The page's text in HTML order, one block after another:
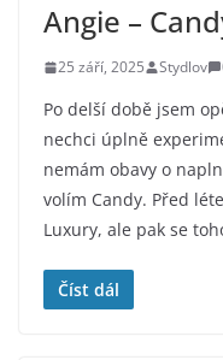
Angie –
25 září, 2025 Stydlov
Po delší době jsem
nechci úplně
nemám obavy o
volím Candy. Před
Luxury, ale pak se
Číst dál